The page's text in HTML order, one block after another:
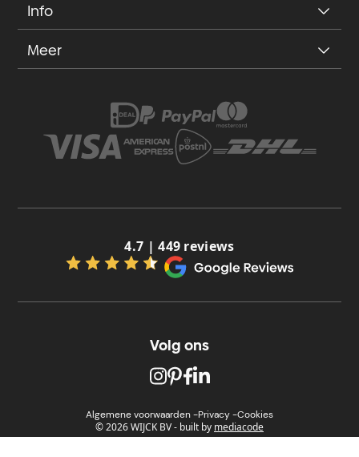
Info
Meer
4.7 | 449 reviews
Volg ons
Algemene voorwaarden -Privacy -Cookies
© 2026 WIJCK BV- built by mediacode